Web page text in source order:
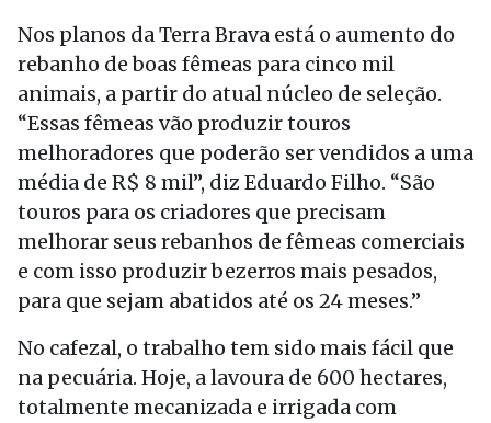
Nos planos da Terra Brava está o aumento do
rebanho de boas fêmeas para cinco mil
animais, a partir do atual núcleo de seleção.
“Essas fêmeas vão produzir touros
melhoradores que poderão ser vendidos a uma
média de R$ 8 mil”, diz Eduardo Filho. “São
touros para os criadores que precisam
melhorar seus rebanhos de fêmeas comerciais
e com isso produzir bezerros mais pesados,
para que sejam abatidos até os 24 meses.”
No cafezal, o trabalho tem sido mais fácil que
na pecuária. Hoje, a lavoura de 600 hectares,
totalmente mecanizada e irrigada com